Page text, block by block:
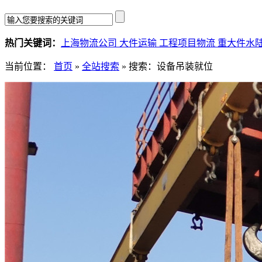
热门关键词： 上海物流公司 大件运输 工程项目物流 重大件水
当前位置： 首页 » 全站搜索 » 搜索：设备吊装就位